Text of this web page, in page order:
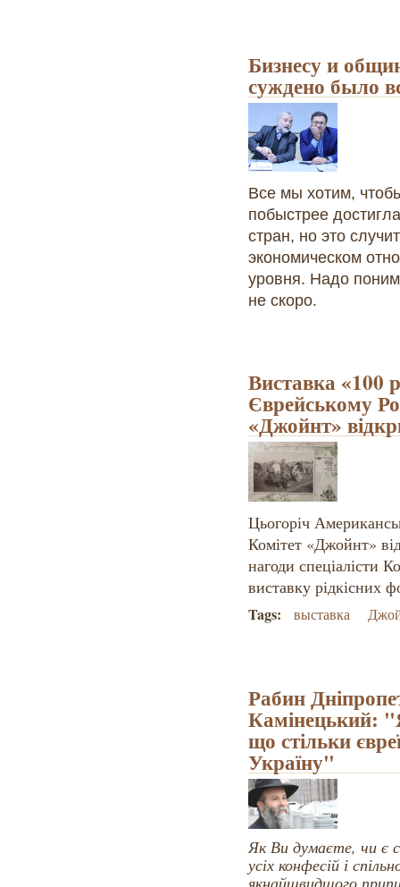
Бизнесу и
суждено было
Все мы хотим,
побыстрее
стран, но это
экономическом
уровня. Надо
не скоро.
Виставка «100
Єврейському
«Джойнт»
Цьогоріч
Комітет «Джойнт»
нагоди спеціалісти
виставку рідкісних
Tags: выставка
Рабин
Камінецький:
що стільки
Україну"
Як Ви думаєте, чи є
усіх конфесій і
якнайшвидшого